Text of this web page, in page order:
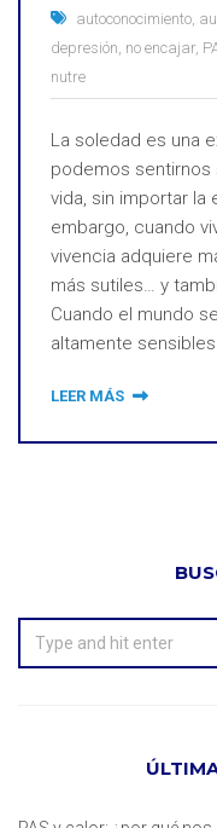
autoconocimiento
depresión no encajar,
nutre
La soledad es una
podemos sentirnos
vida, sin importar la
embargo, cuando
vivencia adquiere
más sutiles… y
Cuando el mundo
altamente
LEER MÁS